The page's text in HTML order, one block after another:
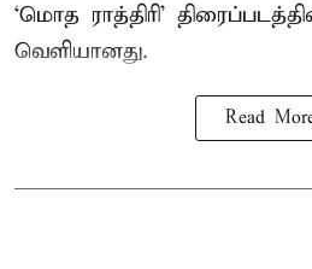
‘மொத ராத்திரி’
வெளியானது.
Read